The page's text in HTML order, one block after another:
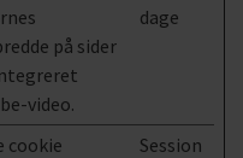
på sider
video.
dage
cookie
Session